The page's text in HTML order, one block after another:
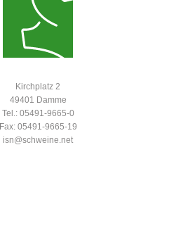
Kirchplatz 2
49401 Damme
Tel.: 05491-9665-0
Fax: 05491-9665-19
isn@schweine.net